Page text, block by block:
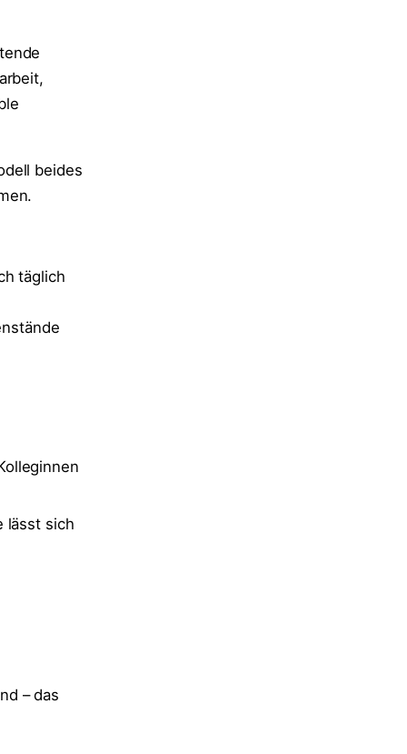
beides
täglich
lässt sich
– das